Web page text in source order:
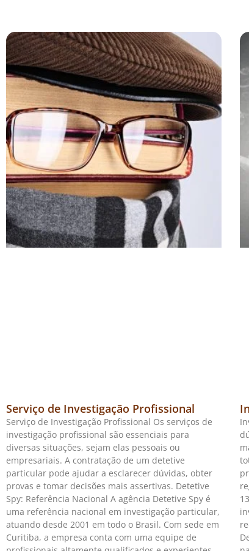
Serviço de Investigação Profissional
Serviço de Investigação Profissional Os serviços de
investigação profissional são essenciais para
diversas situações, sejam elas pessoais ou
empresariais. A contratação de um detetive
particular pode ajudar a esclarecer dúvidas, obter
provas e tomar decisões mais assertivas. Detetive
Spy: Referência Nacional A agência Detetive Spy é
uma referência nacional em investigação particular,
atuando desde 2001 em todo o Brasil. Com sede em
Curitiba, a empresa conta com uma equipe de